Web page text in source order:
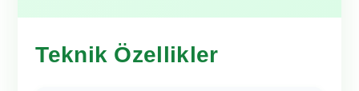
Teknik Özellikler